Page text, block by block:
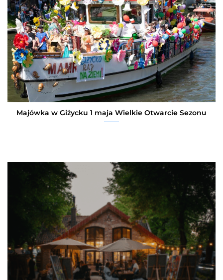
Majówka w Giżycku 1 maja Wielkie Otwarcie Sezonu